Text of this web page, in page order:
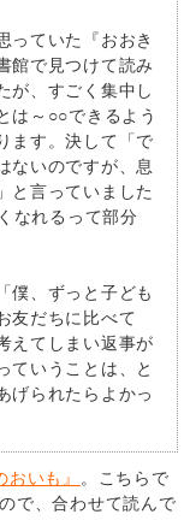
っていた『おおき
館で見つけて読み
が、すごく集中し
は～○○できるよう
ます。決して「で
ないのですが、息
と言っていました
なれるって部分
僕、ずっと子ども
友だちに比べて
えてしまい返事が
ていうことは、と
げられたらよかっ
おいも』
。こちらで
で、合わせて読んで